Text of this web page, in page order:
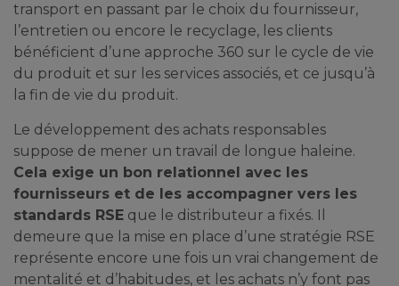
transport en passant par le choix du fournisseur,
l’entretien ou encore le recyclage, les clients
bénéficient d’une approche 360 sur le cycle de vie
du produit et sur les services associés, et ce jusqu’à
la fin de vie du produit.
Le développement des achats responsables
suppose de mener un travail de longue haleine.
Cela exige un bon relationnel avec les
fournisseurs et de les accompagner vers les
standards RSE que le distributeur a fixés. Il
demeure que la mise en place d’une stratégie RSE
représente encore une fois un vrai changement de
mentalité et d’habitudes, et les achats n’y font pas